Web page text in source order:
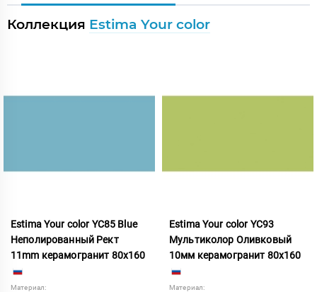
Коллекция Estima Your color
Estima Your color YC85 Blue
Неполированный Рект
11mm керамогранит 80x160
Материал:
Estima Your color YC93
Мультиколор Оливковый
10мм керамогранит 80x160
Материал: